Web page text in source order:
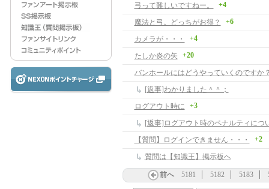
弓って難しいですねー。
+4
魔法と弓。どっちがお得？ +6
カメラが・・・ +4
たしか炎の矢 +20
[返事]わかりました＾＾；
ログアウト時に
+3
[返事]ログアウト時のペナルティにつ
【質問】ログインできません・・・
+2
質問は【知識王】掲示板へ
前へ 5181 5182 5183